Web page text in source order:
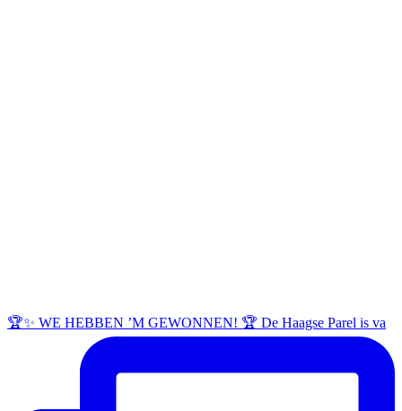
🏆✨ WE HEBBEN ’M GEWONNEN! 🏆 De Haagse Parel is va